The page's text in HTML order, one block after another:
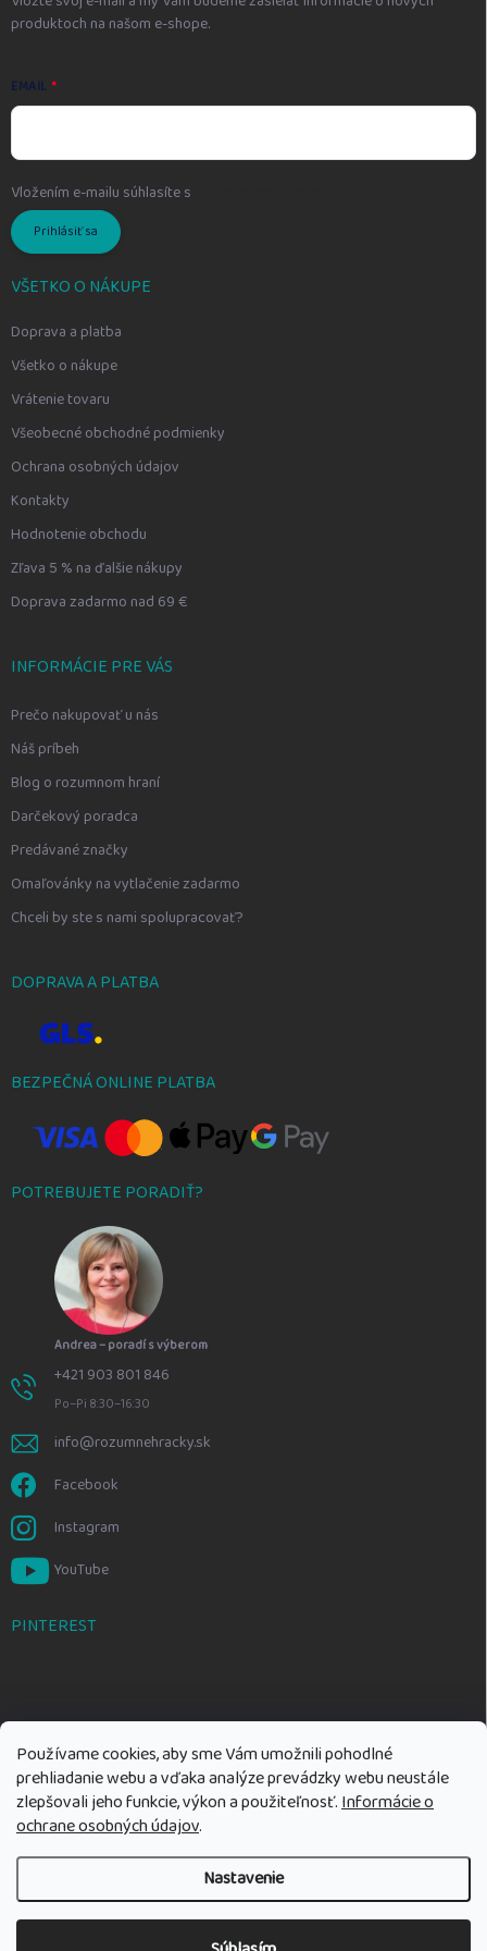
Používame cookies, aby sme Vám umožnili pohodlné
prehliadanie webu a vďaka analýze prevádzky webu neustále
zlepšovali jeho funkcie, výkon a použiteľnosť.Informácie o
ochrane osobných údajov.
Nastavenie
produktoch na našom e-shope.
EMAIL
Vložením e-mailu súhlasíte s
Prihlásiť sa
VŠETKO O NÁKUPE
Doprava a platba
Všetko o nákupe
Vrátenie tovaru
Všeobecné obchodné podmienky
Ochrana osobných údajov
Kontakty
Hodnotenie obchodu
Zľava 5 % na ďalšie nákupy
Doprava zadarmo nad 69 €
INFORMÁCIE PRE VÁS
Prečo nakupovať u nás
Náš príbeh
Blog o rozumnom hraní
Darčekový poradca
Predávané značky
Omaľovánky na vytlačenie zadarmo
Chceli by ste s nami spolupracovať?
DOPRAVA A PLATBA
BEZPEČNÁ ONLINE PLATBA
POTREBUJETE PORADIŤ?
Andrea – poradí s výberom
+421 903 801 846
Po–Pi 8:30–16:30
info@rozumnehracky.sk
Facebook
Instagram
YouTube
PINTEREST
Copyright 2026Rozumné hračky. Všetky práva vyhradené.Upraviť
nastavenie cookies